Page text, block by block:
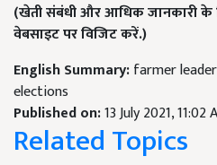
(खेती संबंधी और आधिक जानकारी के
वेबसाइट पर विजिट करें.)
English Summary:farmer
elections
Published on:13 July 2021, 11:02
Related Topics